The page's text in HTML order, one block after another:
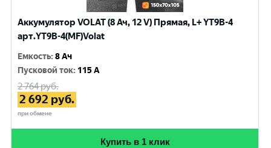
Аккумулятор VOLAT (8 Ач, 12 V) Прямая, L+ YT9B-4
арт.YT9B-4(MF)Volat
Емкость:8 Ач
Пусковой ток: 115 A
2 764руб.
2 692 руб.
при обмене
Купить в 1 клик